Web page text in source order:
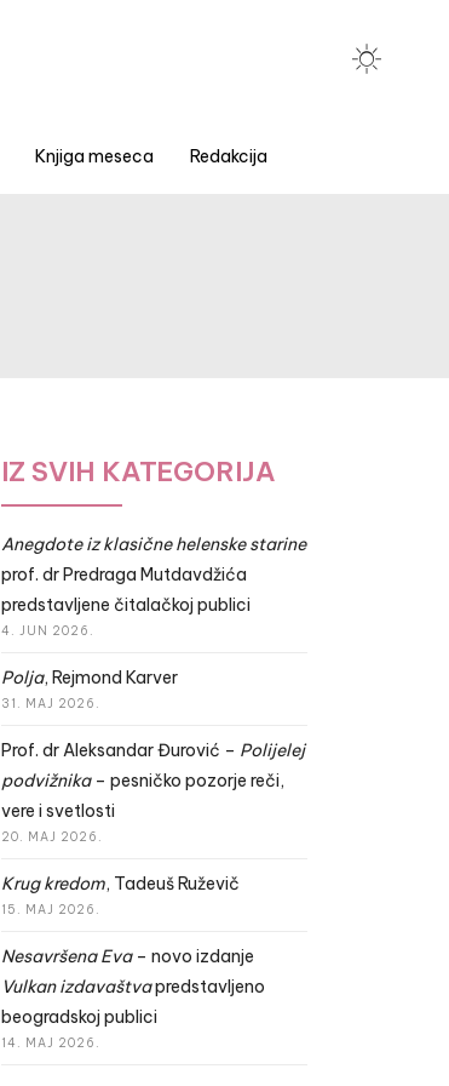
Knjiga meseca Redakcija
IZ SVIH KATEGORIJA
Anegdote iz klasične helenske starine
prof. dr Predraga Mutdavdžića
predstavljene čitalačkoj publici
4. JUN 2026.
Polja, Rejmond Karver
31. MAJ 2026.
Prof. dr Aleksandar Đurović – Polijelej
podvižnika– pesničko pozorje reči,
vere i svetlosti
20. MAJ 2026.
Krug kredom, Tadeuš Ruževič
15. MAJ 2026.
Nesavršena Eva– novo izdanje
Vulkan izdavaštvapredstavljeno
beogradskoj publici
14. MAJ 2026.